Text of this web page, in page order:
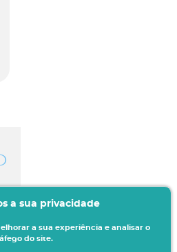
a sua privacidade
a sua experiência e analisar o
do site.